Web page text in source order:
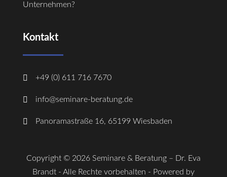
Unternehmen?
Kontakt
 +49 (0) 611 716 7670
 info@seminare-beratung.de
 Panoramastraße 16, 65199 Wiesbaden
Copyright © 2026 Seminare & Beratung – Dr. Eva
Brandt - Alle Rechte vorbehalten - Powered by